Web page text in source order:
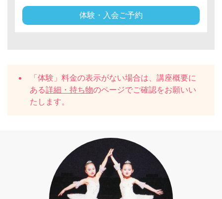
体験・入会ご予約
「体験」料金の表示がない場合は、講座概要に
ある詳細・持ち物のページでご確認をお願いい
たします。